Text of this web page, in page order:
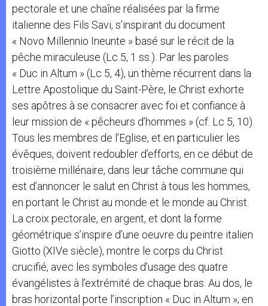
pectorale et une chaîne réalisées par la firme
italienne des Fils Savi, s’inspirant du document
« Novo Millennio Ineunte » basé sur le récit de la
pêche miraculeuse (Lc 5, 1 ss.). Par les paroles
« Duc in Altum » (Lc 5, 4), un thème récurrent dans la
Lettre Apostolique du Saint-Père, le Christ exhorte
ses apôtres à se consacrer avec foi et confiance à
leur mission de « pêcheurs d’hommes » (cf. Lc 5, 10).
Tous les membres de l’Eglise, et en particulier les
évêques, doivent redoubler d’efforts, en ce début de
troisième millénaire, dans leur tâche commune qui
est d’annoncer le salut en Christ à tous les hommes,
en portant le Christ au monde et le monde au Christ.
La croix pectorale, en argent, et dont la forme
géométrique s’inspire d’une oeuvre du peintre italien
Giotto (XIVe siècle), montre le corps du Christ
crucifié, avec les symboles d’usage des quatre
évangélistes à l’extrémité de chaque bras. Au dos, le
bras horizontal porte l’inscription « Duc in Altum »; en